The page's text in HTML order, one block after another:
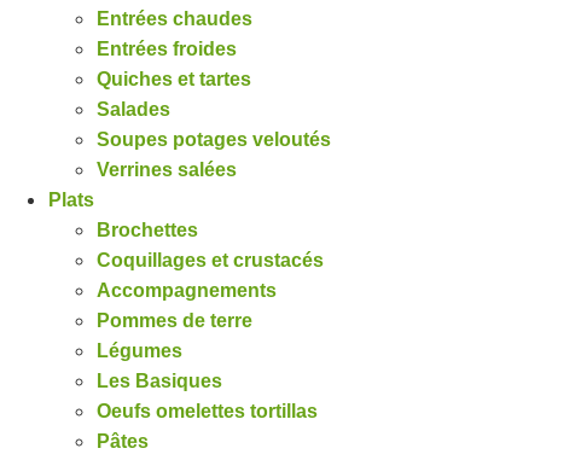
Entrées chaudes
Entrées froides
Quiches et tartes
Salades
Soupes potages veloutés
Verrines salées
Plats
Brochettes
Coquillages et crustacés
Accompagnements
Pommes de terre
Légumes
Les Basiques
Oeufs omelettes tortillas
Pâtes